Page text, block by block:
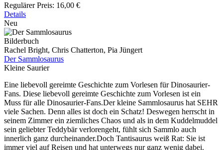
Regulärer Preis: 16,00 €
Details
Neu
Bilderbuch
Rachel Bright, Chris Chatterton, Pia Jüngert
Der Sammlosaurus
Kleine Saurier
Eine liebevoll gereimte Geschichte zum Vorlesen für Dinosaurier-
Fans. Diese liebevoll gereimte Geschichte zum Vorlesen ist ein
Muss für alle Dinosaurier-Fans.Der kleine Sammlosaurus hat SEHR
viele Sachen. Denn alles ist doch ein Schatz! Deswegen herrscht in
seinem Zimmer ein ziemliches Chaos und als in dem Kuddelmuddel
sein geliebter Teddybär verlorengeht, fühlt sich Sammlo auch
innerlich ganz durcheinander.Doch Tantisaurus weiß Rat: Sie ist
immer viel auf Reisen und hat unterwegs nur ganz wenig dabei.